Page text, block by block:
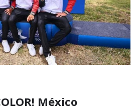
México